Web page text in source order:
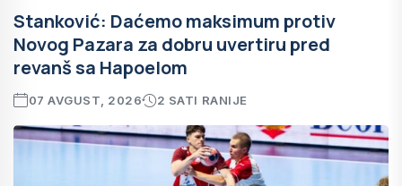
Stanković: Daćemo maksimum protiv
Novog Pazara za dobru uvertiru pred
revanš sa Hapoelom
07 AVGUST, 2026 2 SATI RANIJE